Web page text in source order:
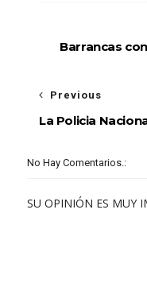
Barrancas
Previous
La Policia
No Hay Comentarios.:
SU OPINIÓN ES MUY